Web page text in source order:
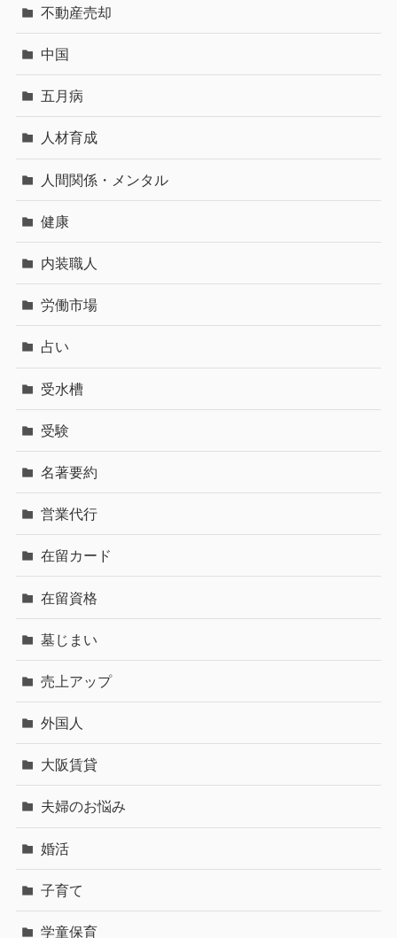
不動産売却
中国
五月病
人材育成
人間関係・メンタル
健康
内装職人
労働市場
占い
受水槽
受験
名著要約
営業代行
在留カード
在留資格
墓じまい
売上アップ
外国人
大阪賃貸
夫婦のお悩み
婚活
子育て
学童保育